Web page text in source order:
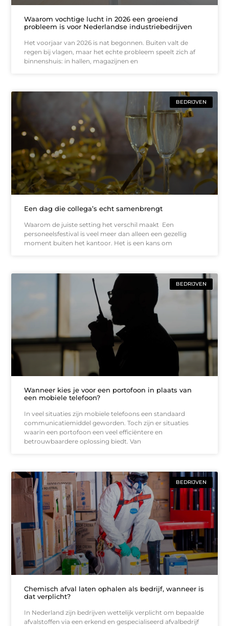
Waarom vochtige lucht in 2026 een groeiend
probleem is voor Nederlandse industriebedrijven
Het voorjaar van 2026 is nat begonnen. Buiten valt de
regen bij vlagen, maar het echte probleem speelt zich af
binnenshuis: in hallen, magazijnen en
BEDRIJVEN
Een dag die collega’s echt samenbrengt
Waarom de juiste setting het verschil maakt Een
personeelsfestival is veel meer dan alleen een gezellig
moment buiten het kantoor. Het is een kans om
BEDRIJVEN
Wanneer kies je voor een portofoon in plaats van
een mobiele telefoon?
In veel situaties zijn mobiele telefoons een standaard
communicatiemiddel geworden. Toch zijn er situaties
waarin een portofoon een veel efficiëntere en
betrouwbaardere oplossing biedt. Van
BEDRIJVEN
Chemisch afval laten ophalen als bedrijf, wanneer is
dat verplicht?
In Nederland zijn bedrijven wettelijk verplicht om bepaalde
afvalstoffen via een erkend en gespecialiseerd afvalbedrijf